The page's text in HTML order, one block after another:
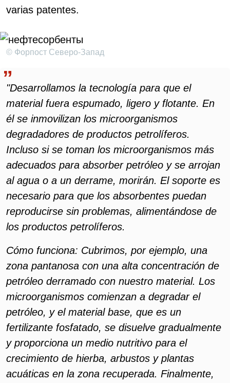
varias patentes.
© Форпост Северо-Запад
"Desarrollamos la tecnología para que el
material fuera espumado, ligero y flotante. En
él se inmovilizan los microorganismos
degradadores de productos petrolíferos.
Incluso si se toman los microorganismos más
adecuados para absorber petróleo y se arrojan
al agua o a un derrame, morirán. El soporte es
necesario para que los absorbentes puedan
reproducirse sin problemas, alimentándose de
los productos petrolíferos.
Cómo funciona: Cubrimos, por ejemplo, una
zona pantanosa con una alta concentración de
petróleo derramado con nuestro material. Los
microorganismos comienzan a degradar el
petróleo, y el material base, que es un
fertilizante fosfatado, se disuelve gradualmente
y proporciona un medio nutritivo para el
crecimiento de hierba, arbustos y plantas
acuáticas en la zona recuperada. Finalmente,